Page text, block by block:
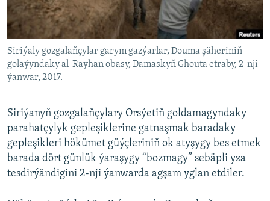
Siriýaly gozgalaňçylar garym gazýarlar, Douma şäheriniň
golaýyndaky al-Rayhan obasy, Damaskyň Ghouta etraby, 2-nji
ýanwar, 2017.
Siriýanyň gozgalaňçylary Orsýetiň goldamagyndaky
parahatçylyk gepleşiklerine gatnaşmak baradaky
gepleşikleri hökümet güýçleriniň ok atyşygy bes etmek
barada dört günlük ýaraşygy “bozmagy” sebäpli yza
tesdirýändigini 2-nji ýanwarda agşam yglan etdiler.